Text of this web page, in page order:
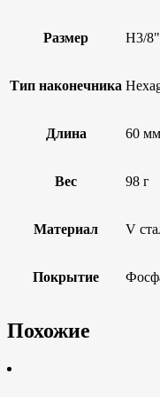
Размер H3/8"
Тип наконечника
Длина 60 мм
Вес 98 г
Материал V
Покрытие
Похожие